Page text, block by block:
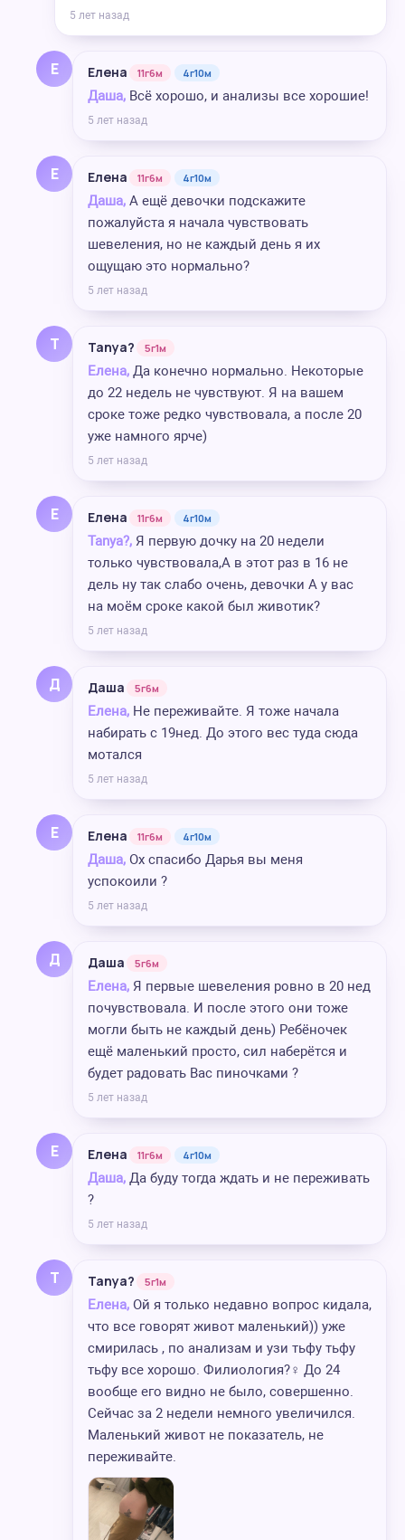
5 лет назад
Е Елена 11г6м 4г10м
Даша, Всё хорошо, и анализы все хорошие!
5 лет назад
Е Елена 11г6м 4г10м
Даша, А ещё девочки подскажите
пожалуйста я начала чувствовать
шевеления, но не каждый день я их
ощущаю это нормально?
5 лет назад
T Tanya? 5г1м
Елена, Да конечно нормально. Некоторые
до 22 недель не чувствуют. Я на вашем
сроке тоже редко чувствовала, а после 20
уже намного ярче)
5 лет назад
Е Елена 11г6м 4г10м
Tanya?, Я первую дочку на 20 недели
только чувствовала,А в этот раз в 16 не
дель ну так слабо очень, девочки А у вас
на моём сроке какой был животик?
5 лет назад
Д Даша 5г6м
Елена, Не переживайте. Я тоже начала
набирать с 19нед. До этого вес туда сюда
мотался
5 лет назад
Е Елена 11г6м 4г10м
Даша, Ох спасибо Дарья вы меня
успокоили ?
5 лет назад
Д Даша 5г6м
Елена, Я первые шевеления ровно в 20 нед
почувствовала. И после этого они тоже
могли быть не каждый день) Ребёночек
ещё маленький просто, сил наберётся и
будет радовать Вас пиночками ?
5 лет назад
Е Елена 11г6м 4г10м
Даша, Да буду тогда ждать и не переживать
?
5 лет назад
T Tanya? 5г1м
Елена, Ой я только недавно вопрос кидала,
что все говорят живот маленький)) уже
смирилась , по анализам и узи тьфу тьфу
тьфу все хорошо. Филиология?‍♀️ До 24
вообще его видно не было, совершенно.
Сейчас за 2 недели немного увеличился.
Маленький живот не показатель, не
переживайте.